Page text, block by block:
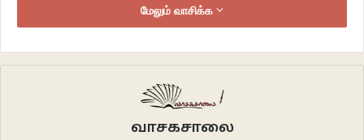
எதிர்காலம் சிந்தித்து நிகழ்காலம்
மேலும் வாசிக்க
வாசகசாலை